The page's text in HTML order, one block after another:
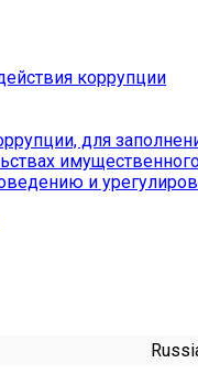
коррупции
для
и